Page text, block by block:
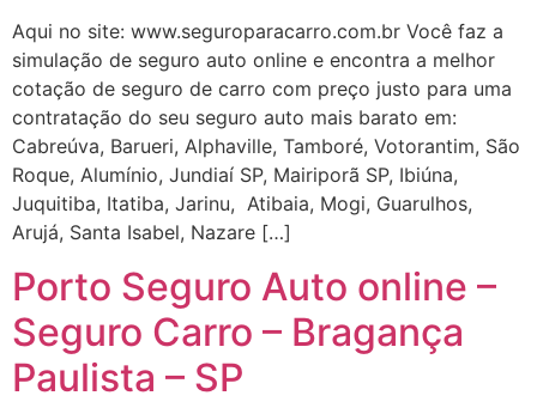
Aqui no site: www.seguroparacarro.com.br Você faz a
simulação de seguro auto online e encontra a melhor
cotação de seguro de carro com preço justo para uma
contratação do seu seguro auto mais barato em:
Cabreúva, Barueri, Alphaville, Tamboré, Votorantim, São
Roque, Alumínio, Jundiaí SP, Mairiporã SP, Ibiúna,
Juquitiba, Itatiba, Jarinu, Atibaia, Mogi, Guarulhos,
Arujá, Santa Isabel, Nazare […]
Porto Seguro Auto online –
Seguro Carro – Bragança
Paulista – SP